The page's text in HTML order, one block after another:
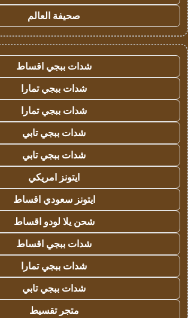
صحيفة العالم
شدات ببجي اقساط
شدات ببجي تمارا
شدات ببجي تمارا
شدات ببجي تابي
شدات ببجي تابي
ايتونز امريكي
ايتونز سعودي اقساط
شحن يلا لودو اقساط
شدات ببجي اقساط
شدات ببجي تمارا
شدات ببجي تابي
متجر تقسيط